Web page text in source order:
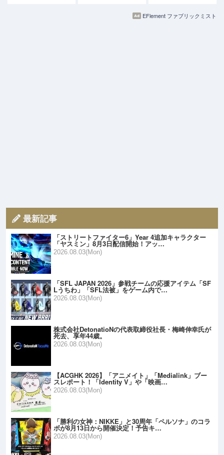
EFlement ファブリックミスト
最新記事
「ストリートファイター6」Year 4追加キャラクター
「ヤスミン」8月3日配信開始！アッ…
2026.08.03(Mon)
「SFL JAPAN 2026」参戦チームの応援アイテム「SF
Lうちわ」「SFL法被」をゲーム内で…
2026.08.03(Mon)
株式会社DetonatioNの代表取締役社長・梅崎伸幸氏が
死去、享年44歳。
2026.08.03(Mon)
【ACGHK 2026】「アニメイト」「Medialink」ブー
スレポート！「Identity V」や「映画…
2026.08.03(Mon)
「勝利の女神：NIKKE」と30周年「ペルソナ」のコラ
ボが8月13日から開催決定！予告キ…
2026.08.03(Mon)